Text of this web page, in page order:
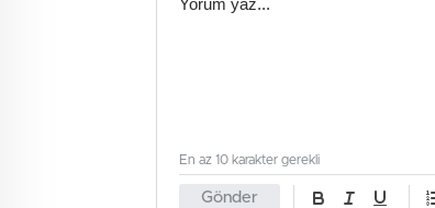
Gönder
En az 10 karakter gerekli